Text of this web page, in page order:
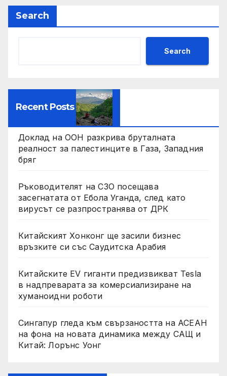
Search
Search
Recent Posts
Доклад на ООН разкрива бруталната
реалност за палестинците в Газа, Западния
бряг
Ръководителят на СЗО посещава
засегнатата от Ебола Уганда, след като
вирусът се разпространява от ДРК
Китайският Хонконг ще засили бизнес
връзките си със Саудитска Арабия
Китайските EV гиганти предизвикват Tesla
в надпреварата за комерсиализиране на
хуманоидни роботи
Сингапур гледа към свързаността на АСЕАН
на фона на новата динамика между САЩ и
Китай: Лорънс Уонг